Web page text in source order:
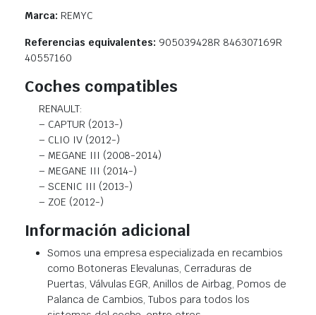
Marca: REMYC
Referencias equivalentes: 905039428R 846307169R
40557160
Coches compatibles
RENAULT:
– CAPTUR (2013-)
– CLIO IV (2012-)
– MEGANE III (2008-2014)
– MEGANE III (2014-)
– SCENIC III (2013-)
– ZOE (2012-)
Información adicional
Somos una empresa especializada en recambios
como Botoneras Elevalunas, Cerraduras de
Puertas, Válvulas EGR, Anillos de Airbag, Pomos de
Palanca de Cambios, Tubos para todos los